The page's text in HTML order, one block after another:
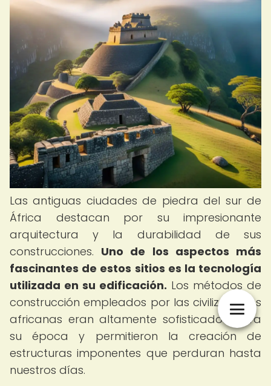
Las antiguas ciudades de piedra del sur de
África destacan por su impresionante
arquitectura y la durabilidad de sus
construcciones. Uno de los aspectos más
fascinantes de estos sitios es la tecnología
utilizada en su edificación. Los métodos de
construcción empleados por las civilizaciones
africanas eran altamente sofisticados para
su época y permitieron la creación de
estructuras imponentes que perduran hasta
nuestros días.